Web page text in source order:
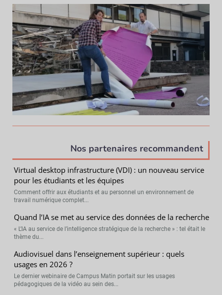
Nos partenaires recommandent
Virtual desktop infrastructure (VDI) : un nouveau service
pour les étudiants et les équipes
Comment offrir aux étudiants et au personnel un environnement de
travail numérique complet...
Quand l’IA se met au service des données de la recherche
« L’IA au service de l’intelligence stratégique de la recherche » : tel était le
thème du...
Audiovisuel dans l’enseignement supérieur : quels
usages en 2026 ?
Le dernier webinaire de Campus Matin portait sur les usages
pédagogiques de la vidéo au sein des...